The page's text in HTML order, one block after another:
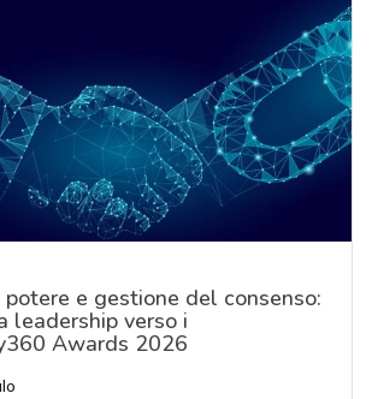
potere e gestione del consenso:
leadership verso i
Awards 2026